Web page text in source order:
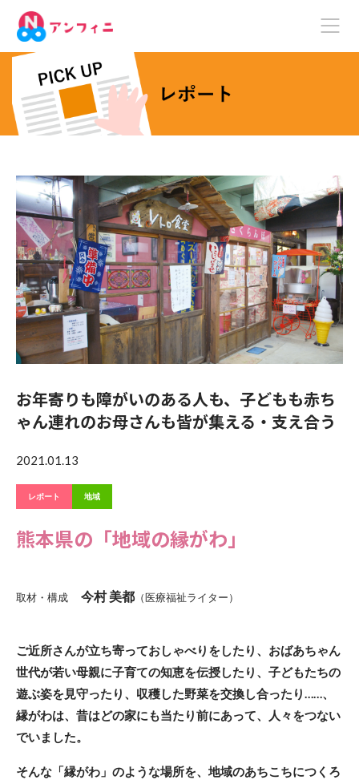
お年寄りも障がいのある人も、子どもも赤ち
ゃん連れのお母さんも皆が集える・支え合う
2021.01.13
レポート 地域
熊本県の「地域の縁がわ」
取材・構成 今村 美都 （医療福祉ライター）
ご近所さんが立ち寄っておしゃべりをしたり、おばあちゃん
世代が若い母親に子育ての知恵を伝授したり、子どもたちの
遊ぶ姿を見守ったり、収穫した野菜を交換し合ったり……、
縁がわは、昔はどの家にも当たり前にあって、人々をつない
でいました。
そんな「縁がわ」のような場所を、地域のあちこちにつくろ